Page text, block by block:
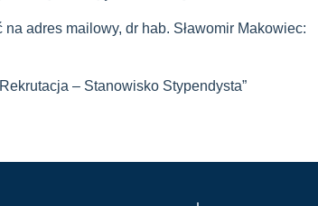
adres mailowy, dr hab. Sławomir Makowiec:
– Stanowisko Stypendysta”